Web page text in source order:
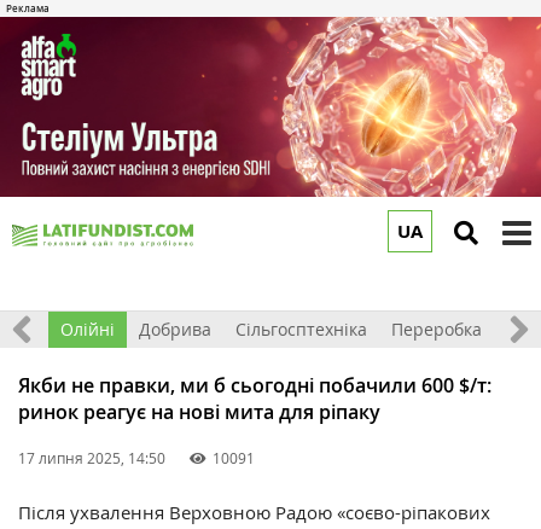
UA
Олійні Добрива Сільгосптехніка Переробка
Якби не правки, ми б сьогодні побачили 600 $/т:
ринок реагує на нові мита для ріпаку
17 липня 2025, 14:50 10091
Після ухвалення Верховною Радою «соєво-ріпакових